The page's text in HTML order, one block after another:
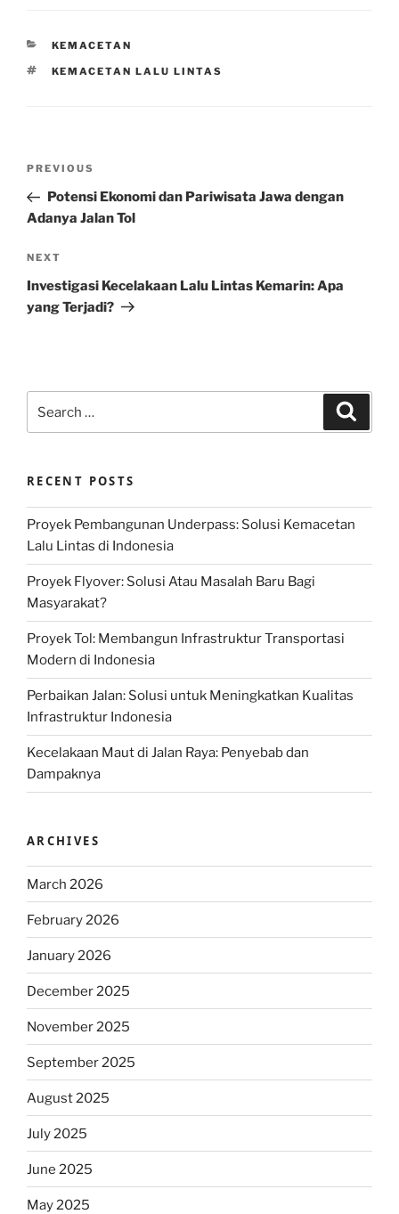
CATEGORIES
KEMACETAN
TAGS
KEMACETAN LALU LINTAS
Previous
Post
PREVIOUS
Potensi Ekonomi dan Pariwisata Jawa dengan
Adanya Jalan Tol
Next
Post
NEXT
Investigasi Kecelakaan Lalu Lintas Kemarin: Apa
yang Terjadi?
for:
RECENT POSTS
Proyek Pembangunan Underpass: Solusi Kemacetan
Lalu Lintas di Indonesia
Proyek Flyover: Solusi Atau Masalah Baru Bagi
Masyarakat?
Proyek Tol: Membangun Infrastruktur Transportasi
Modern di Indonesia
Perbaikan Jalan: Solusi untuk Meningkatkan Kualitas
Infrastruktur Indonesia
Kecelakaan Maut di Jalan Raya: Penyebab dan
Dampaknya
ARCHIVES
March 2026
February 2026
January 2026
December 2025
November 2025
September 2025
August 2025
July 2025
June 2025
May 2025